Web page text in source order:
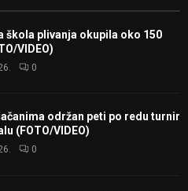
škola plivanja okupila oko 150
VIDEO)
0
održan peti po redu turnir
(FOTO/VIDEO)
0